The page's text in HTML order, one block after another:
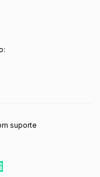
suporte